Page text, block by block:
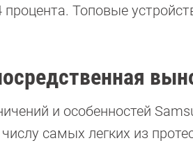
Топовые
и особенностей
самых легких из